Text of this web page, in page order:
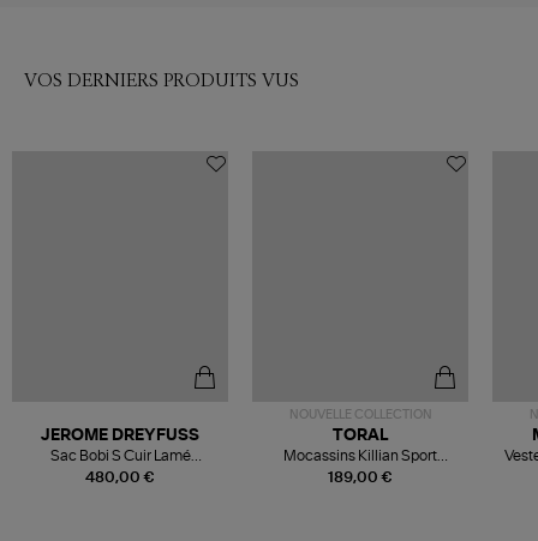
VOS DERNIERS PRODUITS VUS
480,00 €
JEROME DREYFUSS
Sac Bobi S Cuir Lamé
Champagne
NOUVELLE COLLECTION
189,00 €
TORAL
Mocassins Killian Sport
Mousse